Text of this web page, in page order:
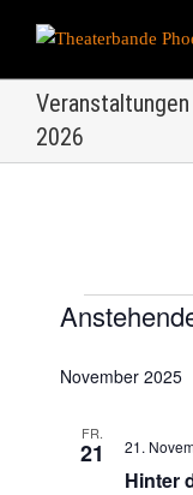
2026
wählen.
November 2025
FR.
21
Hinter
21.